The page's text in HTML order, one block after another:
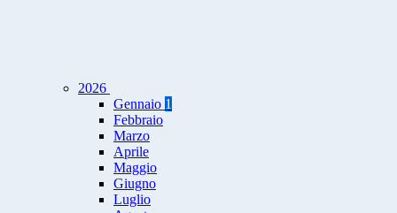
2026
Gennaio 1
Febbraio
Marzo
Aprile
Maggio
Giugno
Luglio